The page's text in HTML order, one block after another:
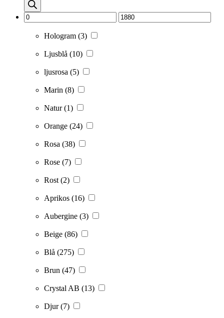
Hologram (3)
Ljusblå (10)
ljusrosa (5)
Marin (8)
Natur(1)
Orange (24)
Rosa (38)
Rose (7)
Rost (2)
Aprikos (16)
Aubergine (3)
Beige (86)
Blå (275)
Brun (47)
Crystal AB (13)
Djur(7)